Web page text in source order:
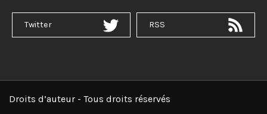
Twitter RSS
Droits d’auteur - Tous droits réservés